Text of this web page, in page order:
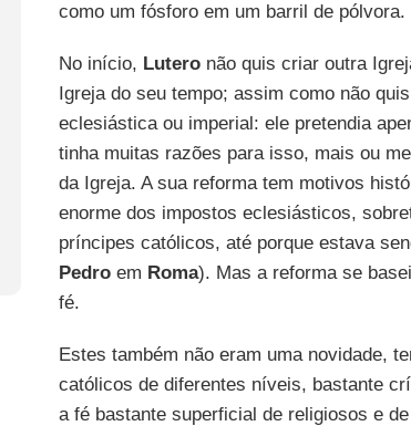
como um fósforo em um barril de pólvora.
No início, Luteronão quis criar outra
Igreja do seu tempo; assim como não
eclesiástica ou imperial: ele pretendia
tinha muitas razões para isso, mais ou
da Igreja. A sua reforma tem motivos
enorme dos impostos eclesiásticos,
príncipes católicos, até porque estava
Pedroem Roma). Mas a reforma se
fé.
Estes também não eram uma novidade,
católicos de diferentes níveis, bastante
a fé bastante superficial de religiosos e